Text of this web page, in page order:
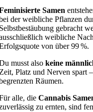
Samen
der weibliche Pflanzen
gebracht
weibliche
von über 99 %.
musst also keine
Platz und Nerven spart
Räumen.
alle, die Cannabis
zu ernten, sind